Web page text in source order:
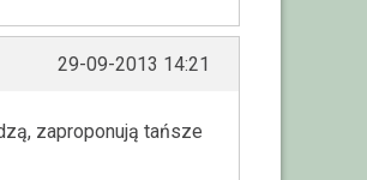
29-09-2013 14:21
zaproponują tańsze